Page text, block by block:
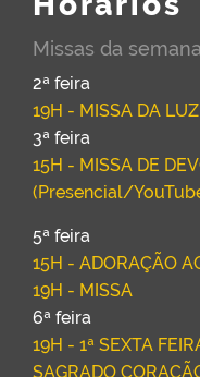
Missas da
2ª feira
19H - MISSA DA LUZ
3ª feira
15H - MISSA DE
(Presencial/
5ª feira
15H - ADORAÇÃO
19H - MISSA
6ª feira
19H - 1ª SEXTA
SAGRADO